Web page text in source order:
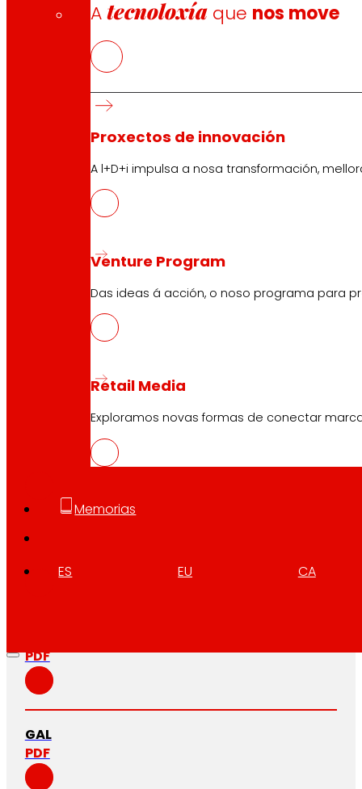
Atecnoloxía que nos move
Proxectos de innovación
A l+D+i impulsa a nosa transformación,
Venture Program
Das ideas á acción, o noso programa para
Retail Media
Exploramos novas formas de conectar
Memorias
ES EU CA
EUS
PDF
GAL
PDF